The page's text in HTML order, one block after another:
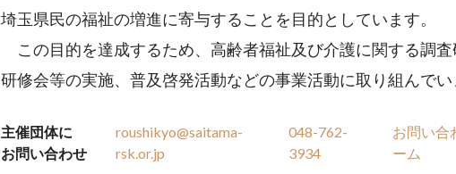
埼玉県民の福祉の増進に寄与することを目的としています。
この目的を達成するため、高齢者福祉及び介護に関する調査
研修会等の実施、普及啓発活動などの事業活動に取り組んでい
主催団体に
お問い合わせ
roushikyo@saitama-
rsk.or.jp
048-762-
3934
お問い合
ーム